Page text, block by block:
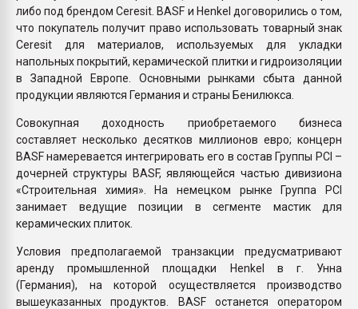
либо под брендом Ceresit. BASF и Henkel договорились о том,
что покупатель получит право использовать товарный знак
Ceresit для материалов, используемых для укладки
напольных покрытий, керамической плитки и гидроизоляции
в Западной Европе. Основными рынками сбыта данной
продукции являются Германия и страны Бенилюкса.
Совокупная доходность приобретаемого бизнеса
составляет несколько десятков миллионов евро; концерн
BASF намеревается интегрировать его в состав Группы PCI –
дочерней структуры BASF, являющейся частью дивизиона
«Строительная химия». На немецком рынке Группа PCI
занимает ведущие позиции в сегменте мастик для
керамических плиток.
Условия предполагаемой транзакции предусматривают
аренду промышленной площадки Henkel в г. Унна
(Германия), на которой осуществляется производство
вышеуказанных продуктов. BASF останется оператором